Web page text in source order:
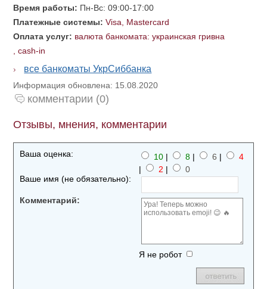
Время работы: Пн-Вс: 09:00-17:00
Платежные системы:Visa, Mastercard
Оплата услуг: валюта банкомата: украинская гривна
,cash-in
все банкоматы УкрСиббанка
Информация обновлена: 15.08.2020
комментарии (0)
Отзывы, мнения, комментарии
Ваша оценка: 10 | 8 | 6 |
4
|
2 |
0
Ваше имя (не обязательно):
Комментарий:
Я не робот